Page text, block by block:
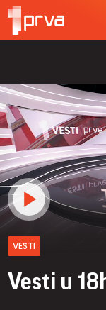
VESTI
Vesti u